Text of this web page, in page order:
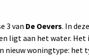
3 van De Oevers. In
ligt aan het water.
nieuw woningtype: het